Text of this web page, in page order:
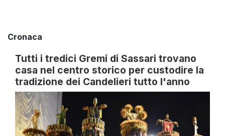
Cronaca
Tutti i tredici Gremi di Sassari trovano
casa nel centro storico per custodire la
tradizione dei Candelieri tutto l'anno